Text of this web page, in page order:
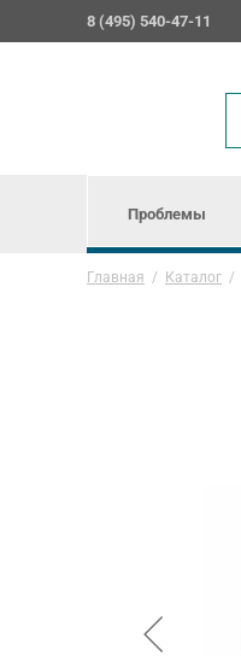
8 (495) 540-47-11
Проблемы
Главная / Каталог /